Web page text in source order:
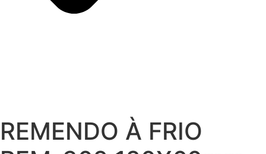
REMENDO À FRIO